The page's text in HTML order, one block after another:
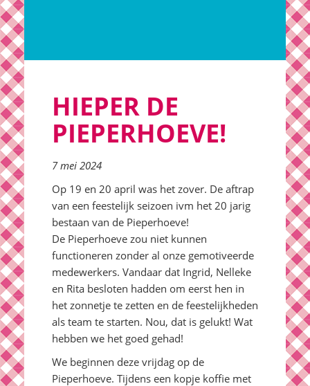
HIEPER DE
PIEPERHOEVE!
7 mei 2024
Op 19 en 20 april was het zover. De aftrap
van een feestelijk seizoen ivm het 20 jarig
bestaan van de Pieperhoeve!
De Pieperhoeve zou niet kunnen
functioneren zonder al onze gemotiveerde
medewerkers. Vandaar dat Ingrid, Nelleke
en Rita besloten hadden om eerst hen in
het zonnetje te zetten en de feestelijkheden
als team te starten. Nou, dat is gelukt! Wat
hebben we het goed gehad!
We beginnen deze vrijdag op de
Pieperhoeve. Tijdens een kopje koffie met